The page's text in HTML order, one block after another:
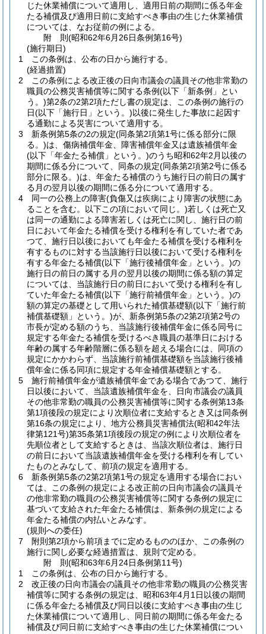
じた休業補償について適用し、適用日前の期間に係る年金
たる補償及び適用日前に支給すべき事由の生じた休業補償
については、なお従前の例による。
附 則(昭和62年6月26日条例第16号)
(施行期日)
1
この条例は、公布の日から施行する。
(経過措置)
2
この条例による改正後の日向市議会の議員その他非常勤の
職員の公務災害補償等に関する条例(以下「新条例」とい
う。)第2条の2第2項ただし書の規定は、この条例の施行の
日(以下「施行日」という。)以後に発生した事故に起因す
る通勤による災害について適用する。
3
新条例第5条の2の規定(同条第2項第1号に係る部分に限
る。)は、傷病補償年金、障害補償年金又は遺族補償年金
(以下「年金たる補償」という。)のうち昭和62年2月以後の
期間に係る分について、同条の規定(同条第2項第2号に係る
部分に限る。)は、年金たる補償のうち施行日の前日の属す
る月の翌月以後の期間に係る分について適用する。
4
同一の公務上の障害(負傷又は疾病により障害の状態にあ
ることを含む。以下この項において同じ。)若しくは死亡又
は同一の通勤による障害若しくは死亡に関し、施行日の前
日において年金たる補償を受ける権利を有していた者であ
つて、施行日以後においても年金たる補償を受ける権利を
有するものに対する当該施行日以後において受ける権利を
有する年金たる補償(以下「施行後補償年金」という。)の
施行日の前日の属する月の翌月以後の期間に係る額の算定
については、当該施行日の前日において受ける権利を有し
ていた年金たる補償(以下「施行前補償年金」という。)の
額の算定の基礎として用いられた補償基礎額(以下「施行前
補償基礎額」という。)が、新条例第5条の2第2項第2号の
市長が定める額のうち、当該施行後補償年金に係る同号に
規定する年金たる補償を受けるべき職員の基準日における
年齢の属する年齢階層に係る額を超える場合には、同項の
規定にかかわらず、当該施行前補償基礎額を当該施行後補
償年金に係る同項に規定する年金補償基礎額とする。
5
施行前補償年金が遺族補償年金である場合であつて、施行
日以後において、当該遺族補償年金を、日向市議会の議員
その他非常勤の職員の公務災害補償等に関する条例第13条
第1項後段の規定により次順位者に支給するとき又は同条例
第16条の規定により、地方公務員災害補償法(昭和42年法
律第121号)第35条第1項後段の規定の例により次順位者を
先順位者として支給するときは、当該次順位者は、施行日
の前日において当該遺族補償年金を受ける権利を有してい
たものとみなして、前項の規定を適用する。
6
新条例第5条の2第2項第1号の規定を適用する場合におい
ては、この条例の規定による改正前の日向市議会の議員そ
の他非常勤の職員の公務災害補償等に関する条例の規定に
基づいて支給された年金たる補償は、新条例の規定による
年金たる補償の内払いとみなす。
(規則への委任)
7
附則第2項から前項までに定めるもののほか、この条例の
施行に関し必要な経過措置は、規則で定める。
附 則(昭和63年6月24日条例第11号)
1
この条例は、公布の日から施行する。
2
改正後の日向市議会の議員その他非常勤の職員の公務災害
補償等に関する条例の規定は、昭和63年4月1日以後の期間
に係る年金たる補償及び同日以後に支給すべき事由の生じ
た休業補償について適用し、同日前の期間に係る年金たる
補償及び同日前に支給すべき事由の生じた休業補償につい